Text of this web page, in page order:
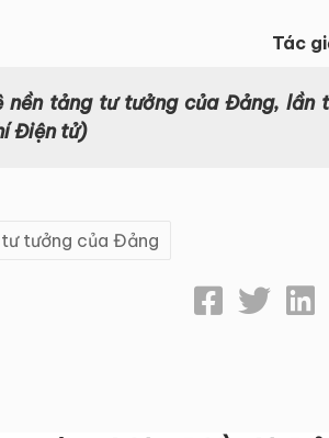
Tác
nền tảng tư tưởng của Đảng, lần
Điện tử)
tưởng của Đảng